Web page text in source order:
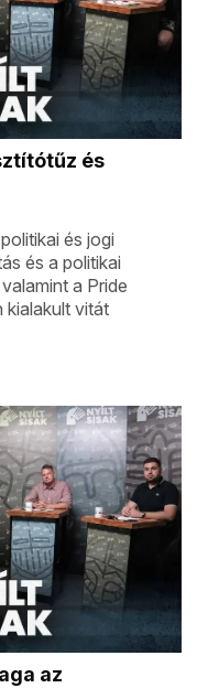
és
és jogi
és a politikai
a Pride
kialakult vitát
az